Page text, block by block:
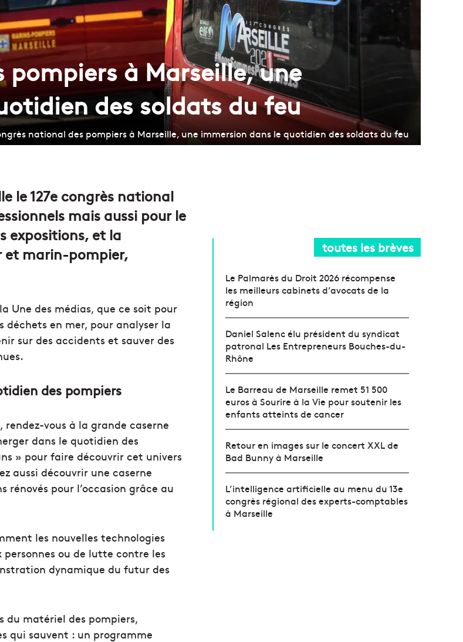
à Marseille, une
des soldats du feu
national des pompiers à Marseille, une immersion dans le quotidien des soldats du feu
le 127e congrès national
mais aussi pour le
expositions, et la
et marin-pompier,
Une des médias, que ce soit pour
en mer, pour analyser la
sur des accidents et sauver des
des pompiers
vous à la grande caserne
dans le quotidien des
» pour faire découvrir cet univers
aussi découvrir une caserne
rénovés pour l’occasion grâce au
les nouvelles technologies
personnes ou de lutte contre les
dynamique du futur des
du matériel des pompiers,
qui sauvent : un programme
toutes les brèves
Le Palmarès du Droit 2026 récompense
les meilleurs cabinets d’avocats de la
région
Daniel Salenc élu président du syndicat
patronal Les Entrepreneurs Bouches-du-
Rhône
Le Barreau de Marseille remet 51 500
euros à Sourire à la Vie pour soutenir les
enfants atteints de cancer
Retour en images sur le concert XXL de
Bad Bunny à Marseille
L’intelligence artificielle au menu du 13e
congrès régional des experts-comptables
à Marseille